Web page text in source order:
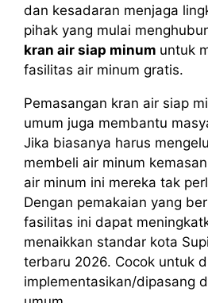
dan kesadaran menjaga
pihak yang mulai
kran air siap minum untuk
fasilitas air minum gratis.
Pemasangan kran air siap
umum juga membantu
Jika biasanya harus
membeli air minum
air minum ini mereka tak
Dengan pemakaian yang
fasilitas ini dapat
menaikkan standar kota
terbaru 2026. Cocok untuk
implementasikan/dipasang